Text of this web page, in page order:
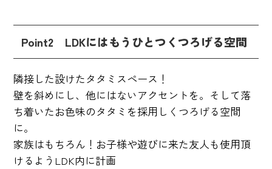
Point2 LDKにはもうひとつくつろげる空間
隣接した設けたタタミスペース！
壁を斜めにし、他にはないアクセントを。そして落
ち着いたお色味のタタミを採用しくつろげる空間
に。
家族はもちろん！お子様や遊びに来た友人も使用頂
けるようLDK内に計画